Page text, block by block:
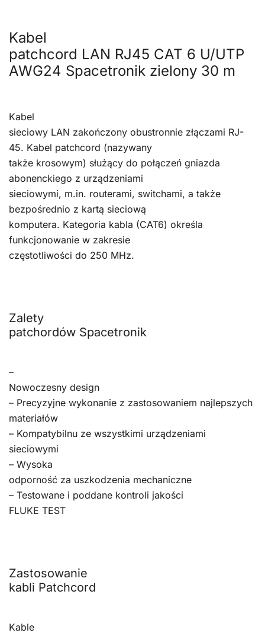
Kabel
patchcord LAN RJ45 CAT 6 U/UTP
AWG24 Spacetronik zielony 30 m
Kabel
sieciowy LAN zakończony obustronnie złączami RJ-
45. Kabel patchcord (nazywany
także krosowym) służący do połączeń gniazda
abonenckiego z urządzeniami
sieciowymi, m.in. routerami, switchami, a także
bezpośrednio z kartą sieciową
komputera. Kategoria kabla (CAT6) określa
funkcjonowanie w zakresie
częstotliwości do 250 MHz.
Zalety
patchordów Spacetronik
–
Nowoczesny design
– Precyzyjne wykonanie z zastosowaniem najlepszych
materiałów
– Kompatybilnu ze wszystkimi urządzeniami
sieciowymi
– Wysoka
odporność za uszkodzenia mechaniczne
– Testowane i poddane kontroli jakości
FLUKE TEST
Zastosowanie
kabli Patchcord
Kable